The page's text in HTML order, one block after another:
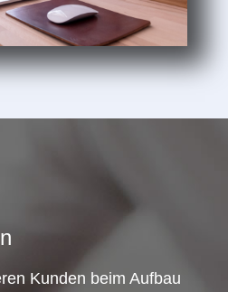
Kunden beim Aufbau